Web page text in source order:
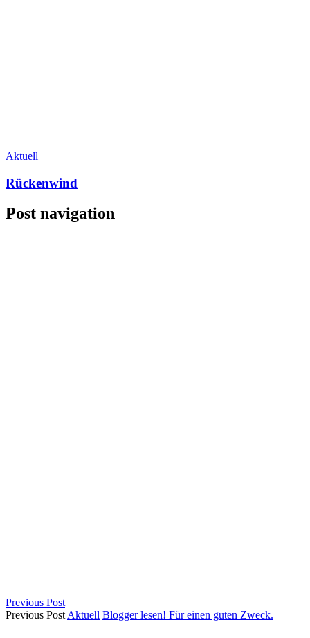
Aktuell
Rückenwind
Post navigation
Previous Post
Previous Post Aktuell Blogger lesen! Für einen guten Zweck.